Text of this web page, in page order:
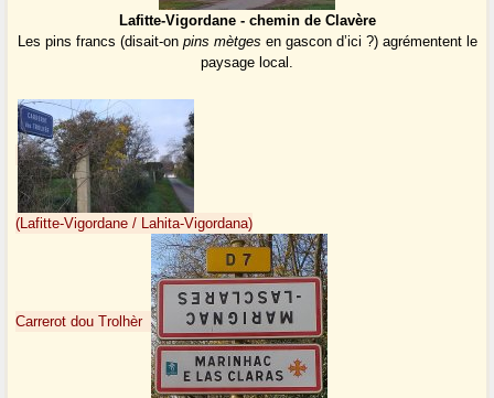
Lafitte-Vigordane - chemin de Clavère
Les pins francs (disait-on pins mètges en gascon d’ici ?) agrémentent le
paysage local.
(Lafitte-Vigordane / Lahita-Vigordana)
Carrerot dou Trolhèr